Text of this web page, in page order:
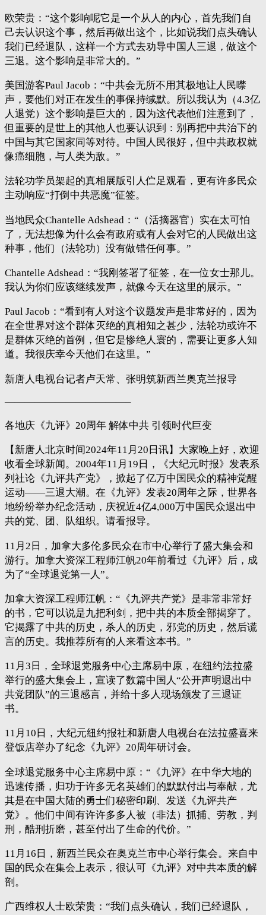
欧荣贵：“这个影响呢它是一个从人的内心，首先我们自
己去认识这个事，然后再做出这个，比如说我们点头确认
我们已经退队，这样一个方式去劝导中国人三退，做这个
三退。这个影响是非常大的。”
美国游客Paul Jacob：“中共会无所不用其极地让人民噤
声，要他们对正在发生的事保持缄默。所以我认为（4.3亿
人退党）这个影响是巨大的，因为这代表他们注意到了，
但重要的是世上的其他人也要认识到：别再把中共治下的
中国与其它国家同等对待。中国人民很好，但中共政权就
像癌细胞，与人类为敌。”
法轮功学员架起的真相展版引人伫足观看，更有许多民众
主动响应“打倒中共恶魔”征签。
当地民众Chantelle Adshead：“（活摘器官）实在太可怕
了，无法想像为什么会有政府或有人会对它的人民做出这
种事，他们（法轮功）没有做错任何事。”
Chantelle Adshead：“我刚签署了征签，在一位女士那儿。
我认为你们应该继续发声，就像今天在这里的展示。”
Paul Jacob：“看到有人对这个议题发声是非常好的，因为
在全世界对这个群体灭绝的真相知之甚少，法轮功或许不
是群体灭绝的首例，但它是惨绝人寰的，需要让更多人知
道。我很庆幸今天他们在这里。”
新唐人电视台记者卢天常、张明筑新西兰奥克兰报导
————————————–
各地庆《九评》20周年 解体中共 引领时代巨变
【新唐人北京时间2024年11月20日讯】大家晚上好，欢迎
收看全球新闻。2004年11月19日，《大纪元时报》发表系
列社论《九评共产党》，掀起了亿万中国民众的精神觉醒
运动——三退大潮。在《九评》发表20周年之际，世界各
地纷纷举办纪念活动，庆祝近4亿4,000万中国民众退出中
共的党、团、队组织。请看报导。
11月2日，加拿大多伦多民众在市中心举行了盛大集会和
游行。加拿大资深工程师江帆20年前看过《九评》后，成
为了“全球退党第一人”。
加拿大资深工程师江帆：“《九评共产党》是非常非常好
的书，它可以说是九把利剑，把中共的本质全部揭穿了。
它揭露了中共的历史，杀人的历史，邪党的历史，然后谎
言的历史。我推荐所有的人来看这本书。”
11月3日，全球退党服务中心主席易中原，在纽约法拉盛
举行的盛大集会上，宣读了数篇中国人“公开声明退出中
共党团队”的三退感言，并给十多人现场颁发了三退证
书。
11月10日，大纪元纽约报社和新唐人电视台在法拉盛喜来
登饭店举办了纪念《九评》20周年研讨会。
全球退党服务中心主席易中原：“《九评》在中华大地的
迅速传播，归功于许多无名英雄们的默默付出与奉献，尤
其是在中国大陆的勇士们秘密印刷、发送《九评共产
党》。他们中间有许许多多人被（非法）抓捕、劳教，判
刑，酷刑折磨，甚至付出了生命的代价。”
11月16日，新西兰民众在奥克兰市中心举行集会。来自中
国的民众在集会上表示，很认可《九评》对中共本质的解
剖。
广西维权人士欧荣贵：“我们点头确认，我们已经退队，